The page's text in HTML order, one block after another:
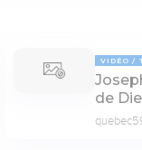
VIDÉO
de